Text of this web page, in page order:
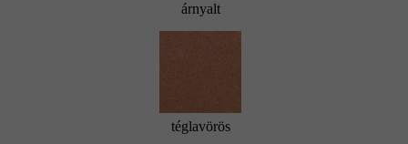
árnyalt
téglavörös